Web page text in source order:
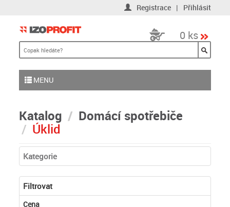
Registrace | Přihlásit
0 ks
MENU
Katalog
Domácí spotřebiče
Úklid
Kategorie
Filtrovat
Cena